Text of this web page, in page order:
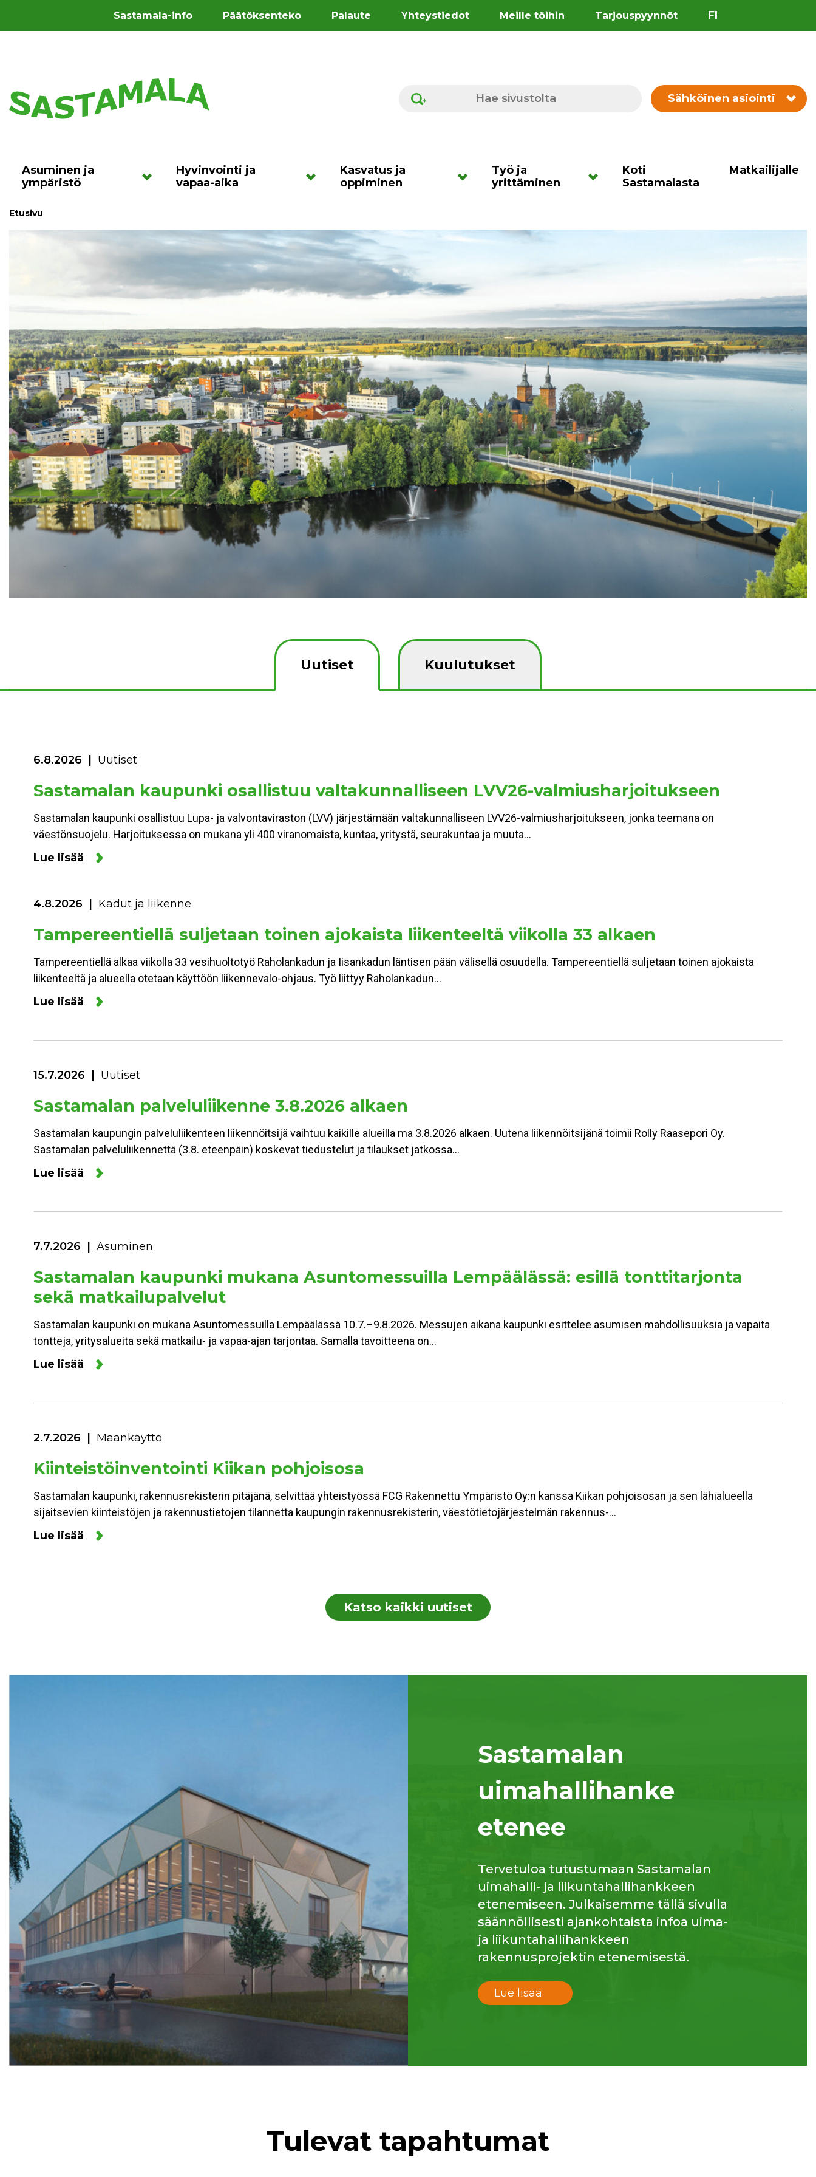
Sastamala-info Päätöksenteko Palaute Yhteystiedot Meille töihin Tarjouspyynnöt FI
Hae sivustolta Sähköinen asiointi
Asuminen ja
ympäristö
Hyvinvointi ja
vapaa-aika
Kasvatus ja
oppiminen
Työ ja
yrittäminen
Koti
Sastamalasta
Matkailijalle
Etusivu
Uutiset Kuulutukset
6.8.2026 Uutiset
Sastamalan kaupunki osallistuu valtakunnalliseen LVV26-valmiusharjoitukseen
Sastamalan kaupunki osallistuu Lupa- ja valvontaviraston (LVV) järjestämään valtakunnalliseen LVV26-valmiusharjoitukseen, jonka teemana on
väestönsuojelu. Harjoituksessa on mukana yli 400 viranomaista, kuntaa, yritystä, seurakuntaa ja muuta…
Lue lisää
4.8.2026 Kadut ja liikenne
Tampereentiellä suljetaan toinen ajokaista liikenteeltä viikolla 33 alkaen
Tampereentiellä alkaa viikolla 33 vesihuoltotyö Raholankadun ja Iisankadun läntisen pään välisellä osuudella. Tampereentiellä suljetaan toinen ajokaista
liikenteeltä ja alueella otetaan käyttöön liikennevalo-ohjaus. Työ liittyy Raholankadun…
Lue lisää
15.7.2026 Uutiset
Sastamalan palveluliikenne 3.8.2026 alkaen
Sastamalan kaupungin palveluliikenteen liikennöitsijä vaihtuu kaikille alueilla ma 3.8.2026 alkaen. Uutena liikennöitsijänä toimii Rolly Raasepori Oy.
Sastamalan palveluliikennettä (3.8. eteenpäin) koskevat tiedustelut ja tilaukset jatkossa…
Lue lisää
7.7.2026 Asuminen
Sastamalan kaupunki mukana Asuntomessuilla Lempäälässä: esillä tonttitarjonta
sekä matkailupalvelut
Sastamalan kaupunki on mukana Asuntomessuilla Lempäälässä 10.7.–9.8.2026. Messujen aikana kaupunki esittelee asumisen mahdollisuuksia ja vapaita
tontteja, yritysalueita sekä matkailu- ja vapaa-ajan tarjontaa. Samalla tavoitteena on…
Lue lisää
2.7.2026 Maankäyttö
Kiinteistöinventointi Kiikan pohjoisosa
Sastamalan kaupunki, rakennusrekisterin pitäjänä, selvittää yhteistyössä FCG Rakennettu Ympäristö Oy:n kanssa Kiikan pohjoisosan ja sen lähialueella
sijaitsevien kiinteistöjen ja rakennustietojen tilannetta kaupungin rakennusrekisterin, väestötietojärjestelmän rakennus-…
Lue lisää
Katso kaikki uutiset
Sastamalan
uimahallihanke
etenee
Tervetuloa tutustumaan Sastamalan
uimahalli- ja liikuntahallihankkeen
etenemiseen. Julkaisemme tällä sivulla
säännöllisesti ajankohtaista infoa uima-
ja liikuntahallihankkeen
rakennusprojektin etenemisestä.
Lue lisää
Tulevat tapahtumat